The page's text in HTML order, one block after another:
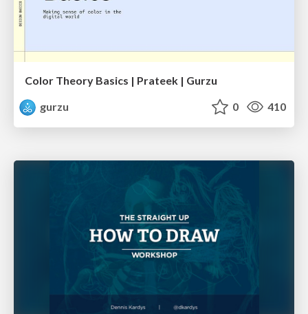
Color Theory Basics | Prateek | Gurzu
gurzu
0 410